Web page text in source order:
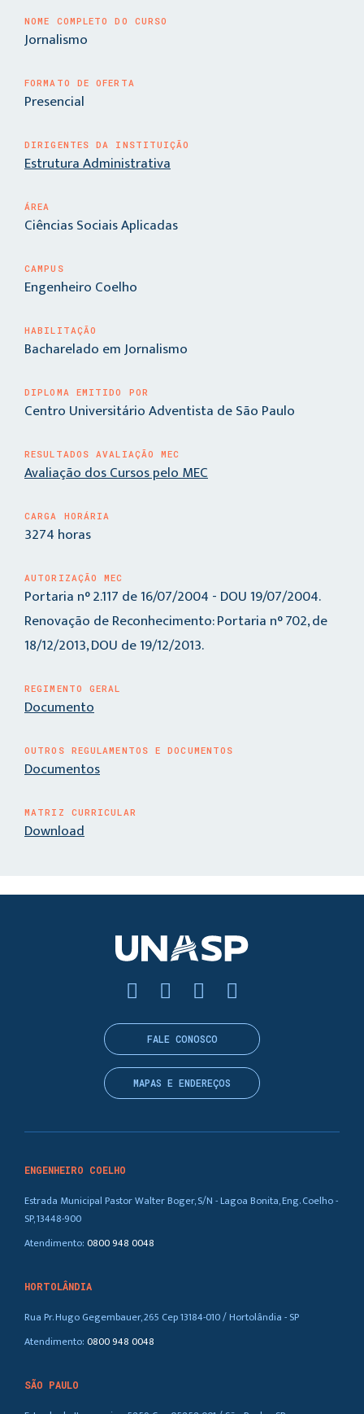
NOME COMPLETO DO CURSO
Jornalismo
FORMATO DE OFERTA
Presencial
DIRIGENTES DA INSTITUIÇÃO
Estrutura Administrativa
ÁREA
Ciências Sociais Aplicadas
CAMPUS
Engenheiro Coelho
HABILITAÇÃO
Bacharelado em Jornalismo
DIPLOMA EMITIDO POR
Centro Universitário Adventista de São Paulo
RESULTADOS AVALIAÇÃO MEC
Avaliação dos Cursos pelo MEC
CARGA HORÁRIA
3274 horas
AUTORIZAÇÃO MEC
Portaria n° 2.117 de 16/07/2004 - DOU 19/07/2004.
Renovação de Reconhecimento: Portaria n° 702, de
18/12/2013, DOU de 19/12/2013.
REGIMENTO GERAL
Documento
OUTROS REGULAMENTOS E DOCUMENTOS
Documentos
MATRIZ CURRICULAR
Download
ENGENHEIRO COELHO
Estrada Municipal Pastor Walter Boger, S/N - Lagoa Bonita, Eng. Coelho -
SP, 13448-900
Atendimento:0800 948 0048
HORTOLÂNDIA
Rua Pr. Hugo Gegembauer, 265 Cep 13184-010 / Hortolândia - SP
Atendimento:0800 948 0048
SÃO PAULO
FALE CONOSCO
MAPAS E ENDEREÇOS